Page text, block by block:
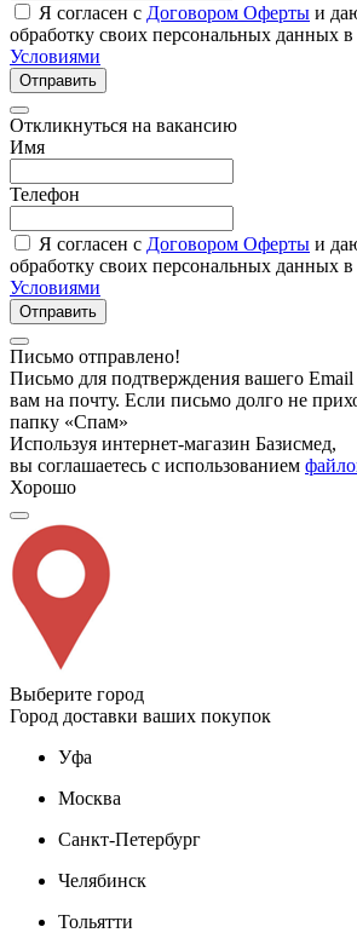
Я согласен с Договором Оферты и
обработку своих персональных данных в
Условиями
Отправить
Откликнуться на вакансию
Имя
Телефон
Я согласен с Договором Оферты и
обработку своих персональных данных в
Условиями
Отправить
Письмо отправлено!
Письмо для подтверждения вашего
вам на почту. Если письмо долго не
папку «Спам»
Используя интернет-магазин Базисмед,
вы соглашаетесь с использованием
Хорошо
Выберите город
Город доставки ваших покупок
Уфа
Москва
Санкт-Петербург
Челябинск
Тольятти